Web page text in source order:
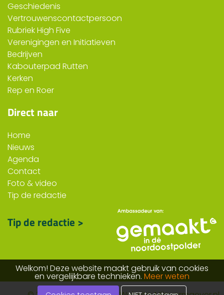
Geschiedenis
Vertrouwenscontactpersoon
Rubriek High Five
Verenigingen en Initiatieven
Bedrijven
Kabouterpad Rutten
Kerken
Rep en Roer
Direct naar
Home
Nieuws
Agenda
Contact
Foto & video
Tip de redactie
Tip de redactie >
Welkom! Deze website maakt gebruik van cookies
en vergelijkbare technieken. Meer weten